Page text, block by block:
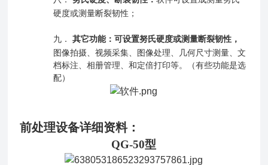
硬度或测量断裂韧性；
九．其它功能：可设置努氏硬度或测量断裂韧性，
图像拍摄、视频采集、图像处理、几何尺寸测量、文
档标注、相册管理、和定倍打印等。
（有些功能是选
配）
前处理设备详细资料：
QG-50型